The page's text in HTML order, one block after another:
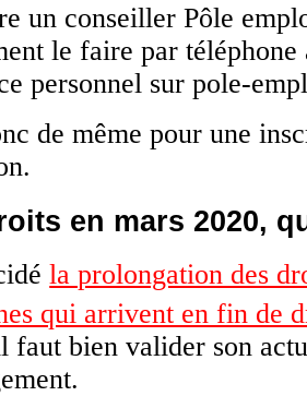
un conseiller Pôle
le faire par
personnel sur pole-
de même pour une
en mars 2020,
la prolongation des
qui arrivent en fin de
faut bien valider son